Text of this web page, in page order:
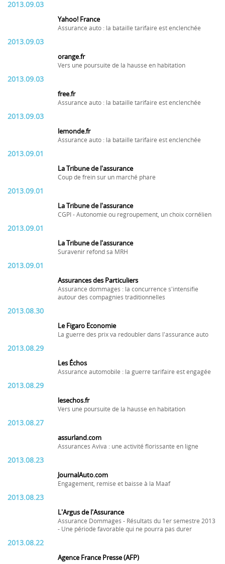
2013.09.03
Yahoo! France
Assurance auto : la bataille tarifaire est enclenchée
2013.09.03
orange.fr
Vers une poursuite de la hausse en habitation
2013.09.03
free.fr
Assurance auto : la bataille tarifaire est enclenchée
2013.09.03
lemonde.fr
Assurance auto : la bataille tarifaire est enclenchée
2013.09.01
La Tribune de l'assurance
Coup de frein sur un marché phare
2013.09.01
La Tribune de l'assurance
CGPI - Autonomie ou regroupement, un choix cornélien
2013.09.01
La Tribune de l'assurance
Suravenir refond sa MRH
2013.09.01
Assurances des Particuliers
Assurance dommages : la concurrence s'intensifie
autour des compagnies traditionnelles
2013.08.30
Le Figaro Economie
La guerre des prix va redoubler dans l'assurance auto
2013.08.29
Les Échos
Assurance automobile : la guerre tarifaire est engagée
2013.08.29
lesechos.fr
Vers une poursuite de la hausse en habitation
2013.08.27
assurland.com
Assurances Aviva : une activité florissante en ligne
2013.08.23
JournalAuto.com
Engagement, remise et baisse à la Maaf
2013.08.23
L'Argus de l'Assurance
Assurance Dommages - Résultats du 1er semestre 2013
- Une période favorable qui ne pourra pas durer
2013.08.22
Agence France Presse (AFP)